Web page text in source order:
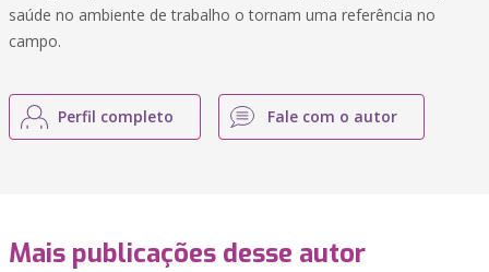
saúde no ambiente de trabalho o tornam uma referência no
campo.
Perfil completo Fale com o autor
Mais publicações desse autor